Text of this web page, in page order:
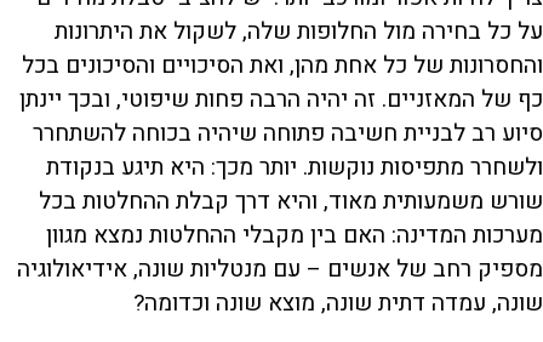
על כל בחירה מול החלופות שלה, לשקול את היתרונות
והחסרונות של כל אחת מהן, ואת הסיכויים והסיכונים בכל
כף של המאזניים. זה יהיה הרבה פחות שיפוטי, ובכך יינתן
סיוע רב לבניית חשיבה פתוחה שיהיה בכוחה להשתחרר
ולשחרר מתפיסות נוקשות. יותר מכך: היא תיגע בנקודת
שורש משמעותית מאוד, והיא דרך קבלת ההחלטות בכל
מערכות המדינה: האם בין מקבלי ההחלטות נמצא מגוון
מספיק רחב של אנשים – עם מנטליות שונה, אידיאולוגיה
שונה, עמדה דתית שונה, מוצא שונה וכדומה?